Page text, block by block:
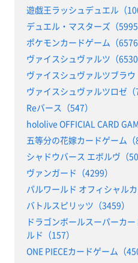
遊戯王ラッシュデュエル（
デュエル・マスターズ（5995
ポケモンカードゲーム（6576
ヴァイスシュヴァルツ（6530
ヴァイスシュヴァルツブラウ
ヴァイスシュヴァルツロゼ（
Reバース（547）
hololive OFFICIAL CARD
五等分の花嫁カードゲーム（
シャドウバース エボルヴ（
ヴァンガード（4299）
パルワールド オフィシャルカ
バトルスピリッツ（3459）
ドラゴンボールスーパーカ
ルド（157）
ONE PIECEカードゲーム（